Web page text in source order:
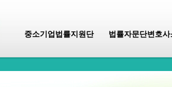
중소기업법률지원단 법률자문단변호사